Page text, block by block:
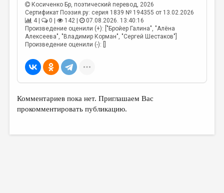
Косиченко Бр , поэтический перевод, 2026
Сертификат Поэзия.ру: серия 1839 № 194355 от 13.02.2026
4 |
0 | 142 |
07.08.2026. 13:40:16
Произведение оценили (+): ["Бройер Галина", "Алёна
Алексеева", "Владимир Корман", "Сергей Шестаков"]
Произведение оценили (-): []
Комментариев пока нет. Приглашаем Вас
прокомментировать публикацию.